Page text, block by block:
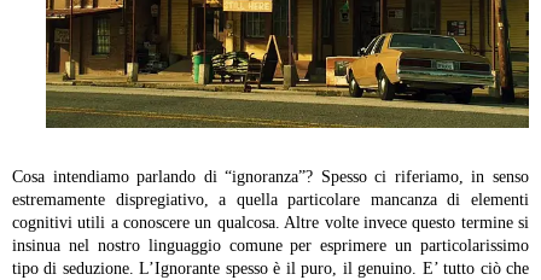
Cosa intendiamo parlando di “ignoranza”? Spesso ci riferiamo, in senso
estremamente dispregiativo, a quella particolare mancanza di elementi
cognitivi utili a conoscere un qualcosa. Altre volte invece questo termine si
insinua nel nostro linguaggio comune per esprimere un particolarissimo
tipo di seduzione. L’Ignorante spesso è il puro, il genuino. E’ tutto ciò che